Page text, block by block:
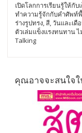
เปิดโลกการเรียนรู้ให้กั
ทำความรู้จักกับคำศัพท์พื้
ร่างรูปทรง, สี, วันและเ
ตัวเล่มแข็งแรงทนทาน
Talking
คุณอาจจะสนใจ